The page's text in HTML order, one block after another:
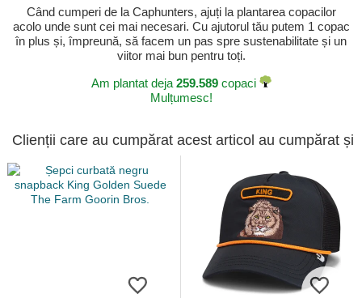
Când cumperi de la Caphunters, ajuți la plantarea copacilor
acolo unde sunt cei mai necesari. Cu ajutorul tău putem 1 copac
în plus și, împreună, să facem un pas spre sustenabilitate și un
viitor mai bun pentru toți.
Am plantat deja 259.589copaci
Mulțumesc!
Clienții care au cumpărat acest articol au cumpărat și